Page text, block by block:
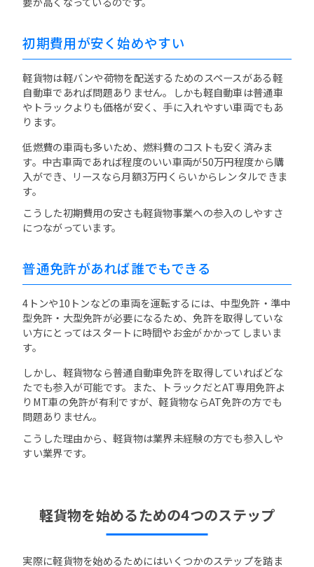
初期費用が安く始めやすい
軽貨物は軽バンや荷物を配送するためのスペースがある軽
自動車であれば問題ありません。しかも軽自動車は普通車
やトラックよりも価格が安く、手に入れやすい車両でもあ
ります。
低燃費の車両も多いため、燃料費のコストも安く済みま
す。中古車両であれば程度のいい車両が50万円程度から購
入ができ、リースなら月額3万円くらいからレンタルできま
す。
こうした初期費用の安さも軽貨物事業への参入のしやすさ
につながっています。
普通免許があれば誰でもできる
4トンや10トンなどの車両を運転するには、中型免許・準中
型免許・大型免許が必要になるため、免許を取得していな
い方にとってはスタートに時間やお金がかかってしまいま
す。
しかし、軽貨物なら普通自動車免許を取得していればどな
たでも参入が可能です。また、トラックだとAT専用免許よ
りMT車の免許が有利ですが、軽貨物ならAT免許の方でも
問題ありません。
こうした理由から、軽貨物は業界未経験の方でも参入しや
すい業界です。
軽貨物を始めるための4つのステップ
実際に軽貨物を始めるためにはいくつかのステップを踏ま